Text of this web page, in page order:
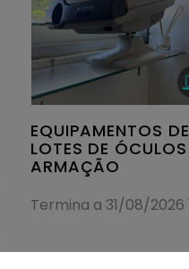
EQUIPAMENTOS
LOTES DE ÓCULOS
ARMAÇÃO
Termina a 31/08/2026